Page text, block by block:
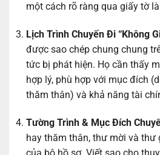
một cách rõ ràng qua giấy tờ
Lịch Trình Chuyến Đi “Không
được sao chép chung chung
tức bị phát hiện. Họ cần thấy
hợp lý, phù hợp với mục đích
thăm thân) và khả năng tài
Tường Trình & Mục Đích
hay thăm thân, thư mời và thư